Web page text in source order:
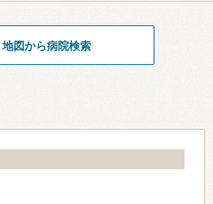
地図から病院検索